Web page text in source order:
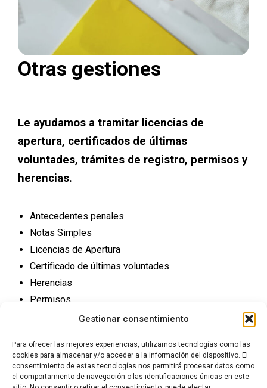
Gestionar consentimiento
Para ofrecer las mejores experiencias, utilizamos tecnologías como las
cookies para almacenar y/o acceder a la información del dispositivo. El
consentimiento de estas tecnologías nos permitirá procesar datos como
el comportamiento de navegación o las identificaciones únicas en este
Otras gestiones
Le ayudamos a tramitar licencias de
apertura, certificados de últimas
voluntades, trámites de registro, permisos y
herencias.
Antecedentes penales
Notas Simples
Licencias de Apertura
Certificado de últimas voluntades
Herencias
Permisos
Trámites Registro